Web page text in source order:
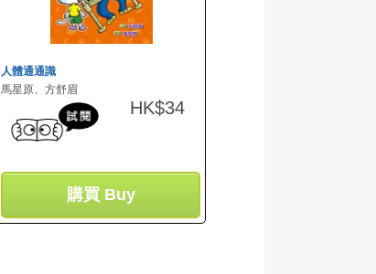
人體通通識
馬星原、方舒眉
HK$34
購買 Buy